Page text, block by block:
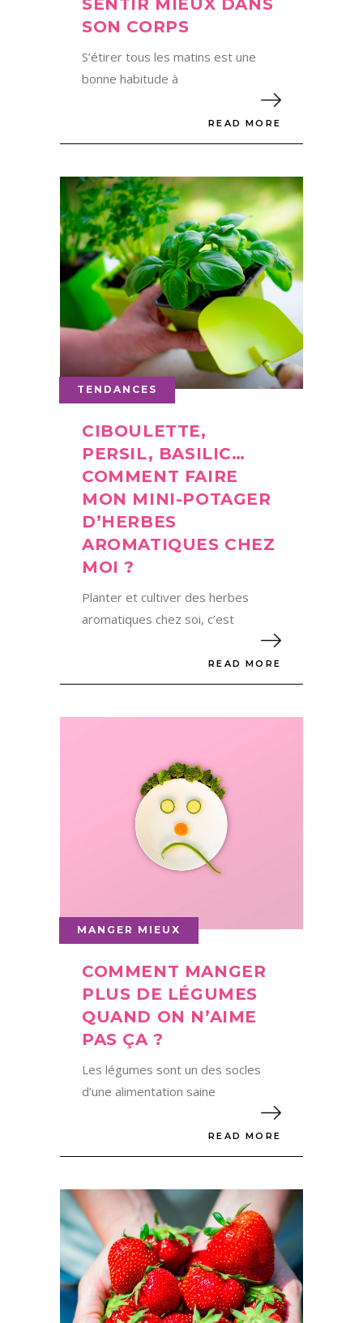
SENTIR MIEUX DANS
SON CORPS
S’étirer tous les matins est une
bonne habitude à
READ MORE
TENDANCES
CIBOULETTE,
PERSIL, BASILIC…
COMMENT FAIRE
MON MINI-POTAGER
D’HERBES
AROMATIQUES CHEZ
MOI ?
Planter et cultiver des herbes
aromatiques chez soi, c’est
READ MORE
MANGER MIEUX
COMMENT MANGER
PLUS DE LÉGUMES
QUAND ON N’AIME
PAS ÇA ?
Les légumes sont un des socles
d’une alimentation saine
READ MORE